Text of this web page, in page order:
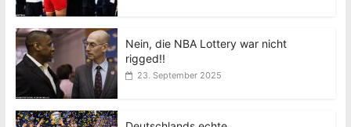
Nein, die NBA Lottery war nicht
rigged!!
23. September 2025